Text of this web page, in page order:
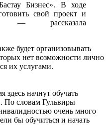
Бизнес». В ходе
свой проект и
— рассказала
будет организовывать
нет возможности лично
их услугами.
здесь начнут обучать
По словам Гульвиры
очень много
бы обучиться и начать